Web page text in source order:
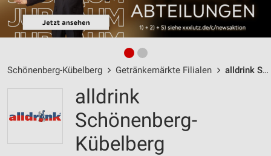
Schönenberg-Kübelberg Getränkemärkte Filialen alldrink Schönenberg-Kübelberg / Am Kübelberg 1 - Öffnungszeiten & Adresse
alldrink
Schönenberg-
Kübelberg